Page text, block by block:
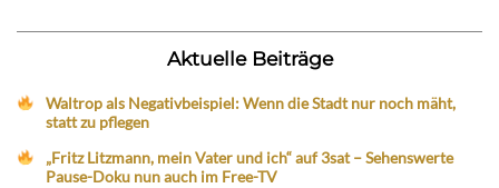
Aktuelle Beiträge
Waltrop als Negativbeispiel: Wenn die Stadt nur noch mäht,
statt zu pflegen
„Fritz Litzmann, mein Vater und ich“ auf 3sat – Sehenswerte
Pause-Doku nun auch im Free-TV